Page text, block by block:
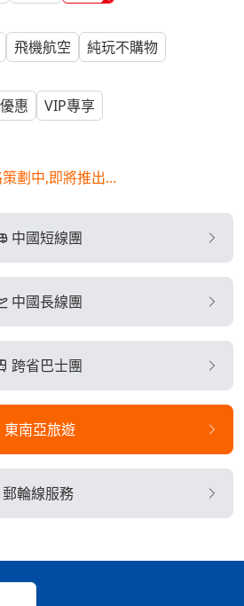
飛機航空
純玩不購物
惠 VIP專享
中國短線團
中國長線團
跨省巴士團
東南亞旅遊
郵輪線服務
劃中,即將推出...